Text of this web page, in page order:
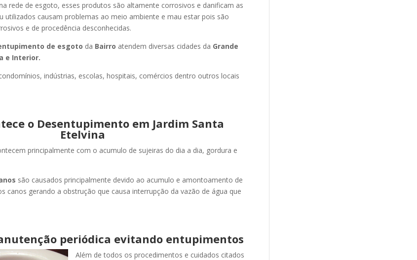
rede de esgoto, esses produtos são altamente corrosivos e danificam as
utilizados causam problemas ao meio ambiente e mau estar pois são
e de procedência desconhecidas.
de esgoto da Bairro atendem diversas cidades da Grande
e Interior.
indústrias, escolas, hospitais, comércios dentro outros locais
o Desentupimento em Jardim Santa
Etelvina
principalmente com o acumulo de sujeiras do dia a dia, gordura e
são causados principalmente devido ao acumulo e amontoamento de
canos gerando a obstrução que causa interrupção da vazão de água que
periódica evitando entupimentos
Além de todos os procedimentos e cuidados citados